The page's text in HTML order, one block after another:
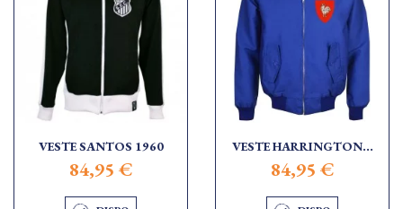
VESTE SANTOS 1960
84,95 €
VESTE HARRINGTON...
84,95 €